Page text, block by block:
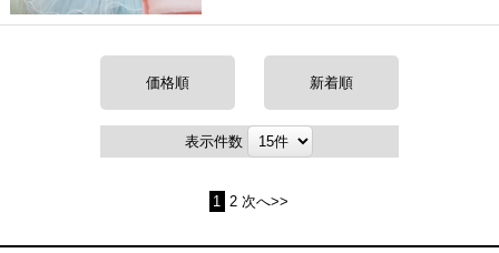
価格順 新着順
表示件数
1 2 次へ>>